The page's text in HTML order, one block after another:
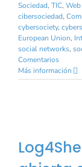
Sociedad, TIC,
cibersociedad,
cybersociety,
European Union,
social networks,
Comentarios
Más información